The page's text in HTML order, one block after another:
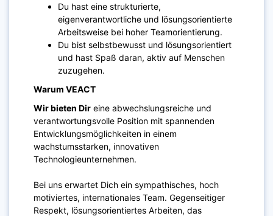
Du hast eine strukturierte,
eigenverantwortliche und lösungsorientierte
Arbeitsweise bei hoher Teamorientierung.
Du bist selbstbewusst und lösungsorientiert
und hast Spaß daran, aktiv auf Menschen
zuzugehen.
Warum VEACT
Wir bieten Dir eine abwechslungsreiche und
verantwortungsvolle Position mit spannenden
Entwicklungsmöglichkeiten in einem
wachstumsstarken, innovativen
Technologieunternehmen.
Bei uns erwartet Dich ein sympathisches, hoch
motiviertes, internationales Team. Gegenseitiger
Respekt, lösungsorientiertes Arbeiten, das